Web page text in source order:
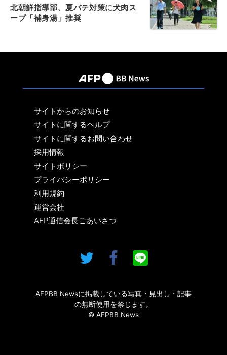
北朝鮮指導部、夏バテ対策に犬肉ス
ープ「補身湯」推奨
サイトからのお知らせ
サイトに関するヘルプ
サイトに関するお問い合わせ
採用情報
サイトポリシー
プライバシーポリシー
利用規約
運営会社
AFP通信会長ごあいさつ
AFPBB Newsに掲載している写真・見出し・記事
の無断使用を禁じます。
© AFPBB News